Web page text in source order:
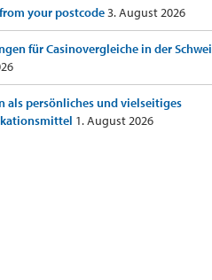
your postcode3. August 2026
für Casinovergleiche in der
als persönliches und vielseitiges
1. August 2026